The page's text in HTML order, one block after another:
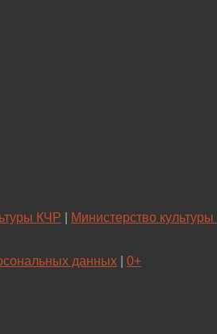
КЧР Министерство
данных 0+